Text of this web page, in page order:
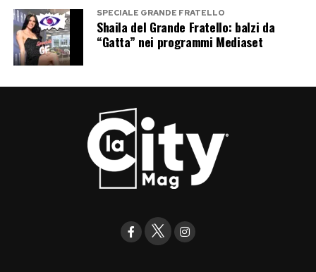
SPECIALE GRANDE FRATELLO
Shaila del Grande Fratello: balzi da
“Gatta” nei programmi Mediaset